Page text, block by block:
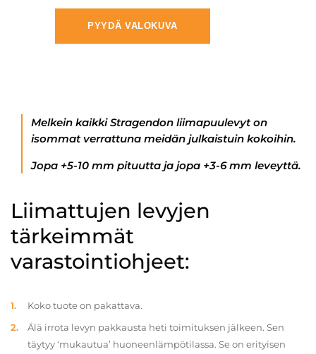
PYYDÄ VALOKUVA
Melkein kaikki Stragendon liimapuulevyt on
isommat verrattuna meidän julkaistuin kokoihin.
Jopa +5-10 mm pituutta ja jopa +3-6 mm leveyttä.
Liimattujen levyjen
tärkeimmät
varastointiohjeet:
Koko tuote on pakattava.
Älä irrota levyn pakkausta heti toimituksen jälkeen. Sen
täytyy ‘mukautua’ huoneenlämpötilassa. Se on erityisen